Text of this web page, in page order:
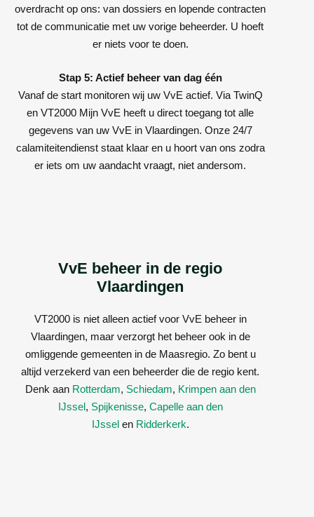
overdracht op ons: van dossiers en lopende contracten
tot de communicatie met uw vorige beheerder. U hoeft
er niets voor te doen.
Stap 5: Actief beheer van dag één
Vanaf de start monitoren wij uw VvE actief. Via TwinQ
en VT2000 Mijn VvE heeft u direct toegang tot alle
gegevens van uw VvE in Vlaardingen. Onze 24/7
calamiteitendienst staat klaar en u hoort van ons zodra
er iets om uw aandacht vraagt, niet andersom.
VvE beheer in de regio
Vlaardingen
VT2000 is niet alleen actief voor VvE beheer in
Vlaardingen, maar verzorgt het beheer ook in de
omliggende gemeenten in de Maasregio. Zo bent u
altijd verzekerd van een beheerder die de regio kent.
Denk aan Rotterdam, Schiedam, Krimpen aan den
IJssel, Spijkenisse, Capelle aan den
IJsselen Ridderkerk.